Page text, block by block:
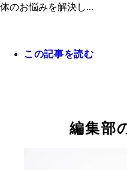
ポーチは好みの
体のお悩みを解決し...
この記事を読む
編集部